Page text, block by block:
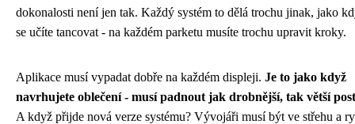
dokonalosti není jen tak. Každý systém to dělá trochu jinak, jako
se učíte tancovat - na každém parketu musíte trochu upravit kroky.
Aplikace musí vypadat dobře na každém displeji. Je to jako když
navrhujete oblečení - musí padnout jak drobnější, tak větší
A když přijde nová verze systému? Vývojáři musí být ve střehu a